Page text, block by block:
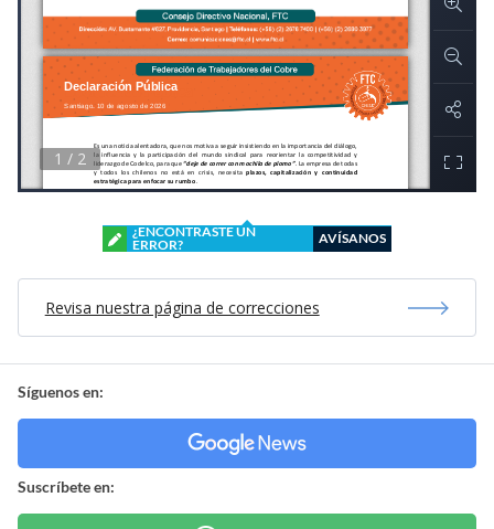
¿ENCONTRASTE UN
ERROR?
AVÍSANOS
Revisa nuestra página de correcciones
Síguenos en:
Suscríbete en: